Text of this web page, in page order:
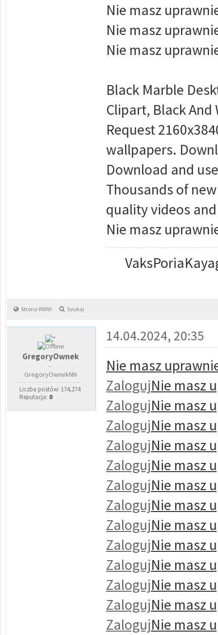
Nie masz
Nie masz
Nie masz
Black Marble
Clipart, Black
Request
wallpapers.
Download and
Thousands of
quality videos
Nie masz
Strona WWW Szukaj
GregoryOwnek
GregoryOwnekNN
Liczba postów: 174,274
Reputacja: 0
14.04.2024, 20:35
Nie masz
ZalogujNie masz
ZalogujNie masz
ZalogujNie masz
ZalogujNie masz
ZalogujNie masz
ZalogujNie masz
ZalogujNie masz
ZalogujNie masz
ZalogujNie masz
ZalogujNie masz
ZalogujNie masz
ZalogujNie masz
ZalogujNie masz